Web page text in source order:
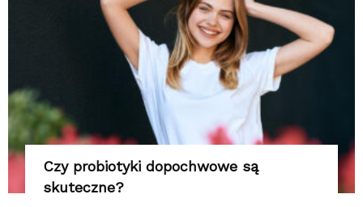
Czy probiotyki dopochwowe są
skuteczne?